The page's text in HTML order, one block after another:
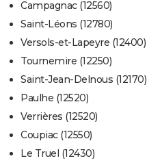
Campagnac (12560)
Saint-Léons (12780)
Versols-et-Lapeyre (12400)
Tournemire (12250)
Saint-Jean-Delnous (12170)
Paulhe (12520)
Verrières (12520)
Coupiac (12550)
Le Truel (12430)